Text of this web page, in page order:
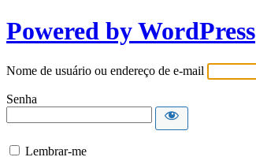
Powered by WordPress
Nome de usuário ou endereço de e-mail
Senha
Lembrar-me